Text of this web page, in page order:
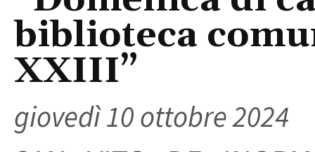
biblioteca
XXIII”
giovedì 10 ottobre 2024